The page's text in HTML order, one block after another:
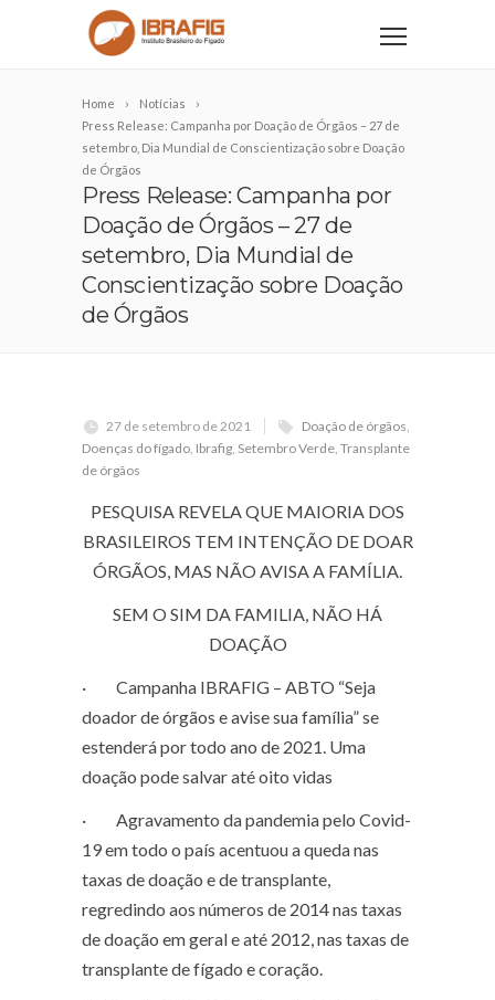
Home
Notícias
Press Release: Campanha por Doação de Órgãos – 27 de
setembro, Dia Mundial de Conscientização sobre Doação
de Órgãos
Press Release: Campanha por
Doação de Órgãos – 27 de
setembro, Dia Mundial de
Conscientização sobre Doação
de Órgãos
27 de setembro de 2021 Doação de órgãos,
Doenças do fígado, Ibrafig, Setembro Verde, Transplante
de órgãos
PESQUISA REVELA QUE MAIORIA DOS
BRASILEIROS TEM INTENÇÃO DE DOAR
ÓRGÃOS, MAS NÃO AVISA A FAMÍLIA.
SEM O SIM DA FAMILIA, NÃO HÁ
DOAÇÃO
· Campanha IBRAFIG – ABTO “Seja
doador de órgãos e avise sua família”se
estenderá por todo ano de 2021. Uma
doação pode salvar até oito vidas
· Agravamento da pandemia pelo Covid-
19 em todo o país acentuou a queda nas
taxas de doação e de transplante,
regredindo aos números de 2014 nas taxas
de doação em geral e até 2012, nas taxas de
transplante de fígado e coração.